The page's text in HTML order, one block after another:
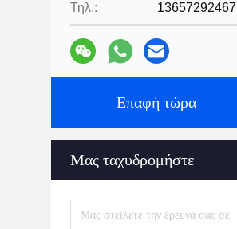
Τηλ.: 13657292467
Επαφή τώρα
Μας ταχυδρομήστε